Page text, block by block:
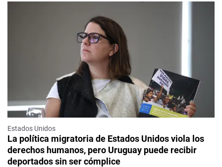
Estados Unidos
La política migratoria de Estados Unidos viola los
derechos humanos, pero Uruguay puede recibir
deportados sin ser cómplice